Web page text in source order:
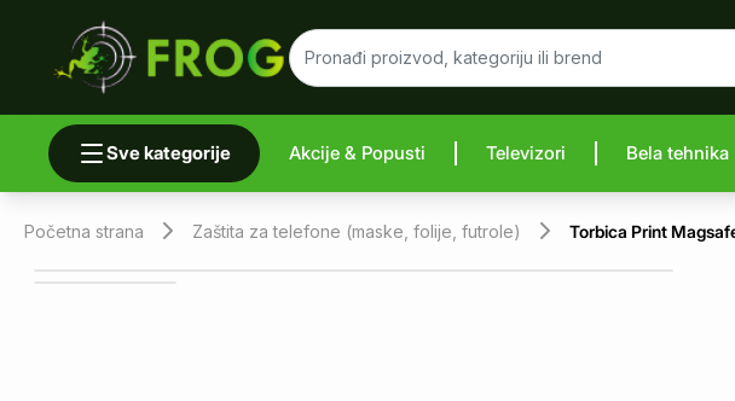
Sve kategorije Akcije & Popusti Televizori Bela tehnika
Početna strana Zaštita za telefone (maske, folije, futrole) Torbica Print
Uporedi proizvod